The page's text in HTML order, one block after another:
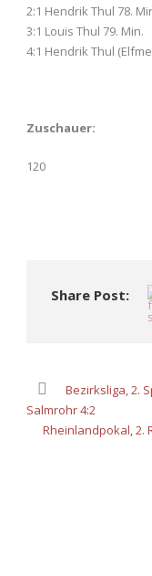
2:1 Hendrik Thul 78.
3:1 Louis Thul 79. Min.
4:1 Hendrik Thul
Zuschauer:
120
Share Post:
Bezirksliga, 2.
Salmrohr 4:2
Rheinlandpokal, 2.